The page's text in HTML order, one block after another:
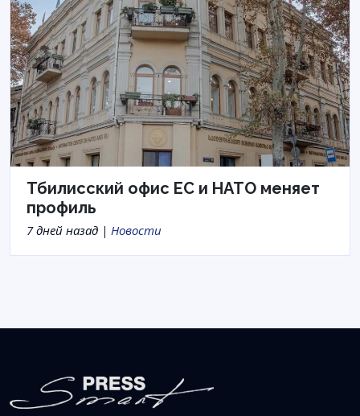
Тбилисский офис ЕС и НАТО меняет
профиль
7 дней назад | Новости